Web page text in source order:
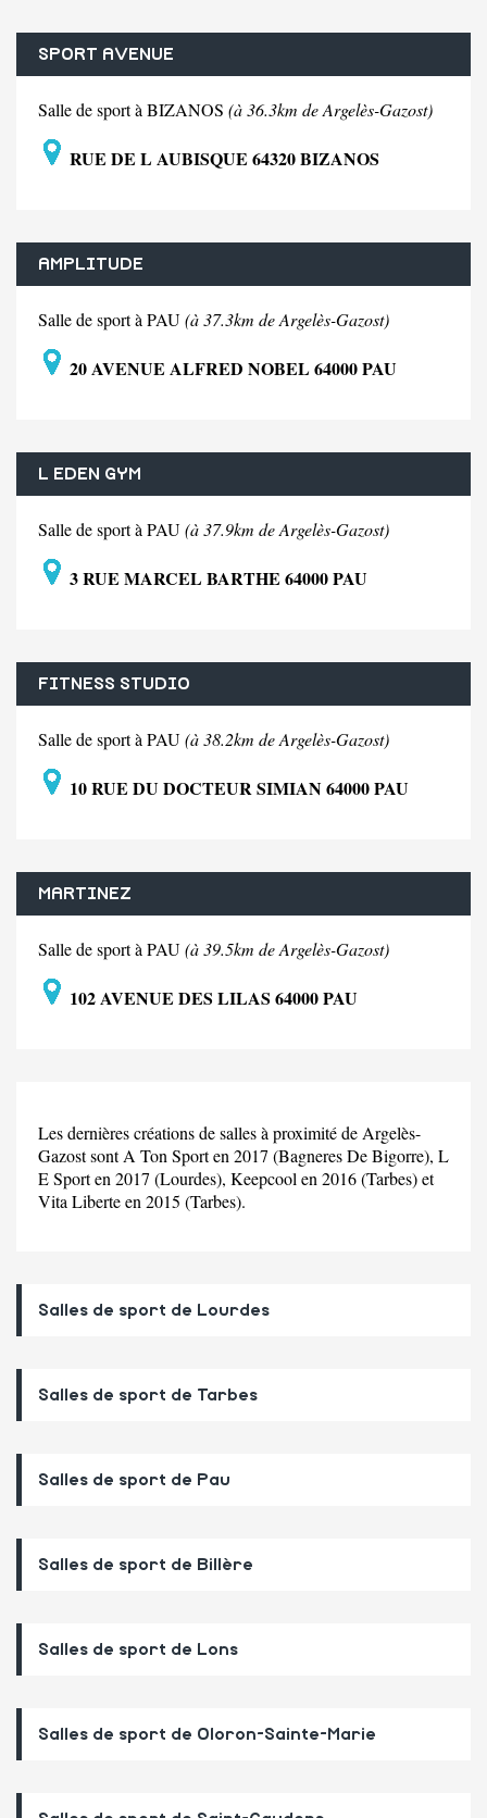
SPORT AVENUE
Salle de sport à BIZANOS (à 36.3km de Argelès-Gazost)
RUE DE L AUBISQUE 64320 BIZANOS
AMPLITUDE
Salle de sport à PAU(à 37.3km de Argelès-Gazost)
20 AVENUE ALFRED NOBEL 64000 PAU
L EDEN GYM
Salle de sport à PAU(à 37.9km de Argelès-Gazost)
3 RUE MARCEL BARTHE 64000 PAU
FITNESS STUDIO
Salle de sport à PAU(à 38.2km de Argelès-Gazost)
10 RUE DU DOCTEUR SIMIAN 64000 PAU
MARTINEZ
Salle de sport à PAU(à 39.5km de Argelès-Gazost)
102 AVENUE DES LILAS 64000 PAU
Les dernières créations de salles à proximité de Argelès-
Gazost sont A Ton Sport en 2017 (Bagneres De Bigorre), L
E Sport en 2017 (Lourdes), Keepcool en 2016 (Tarbes) et
Vita Liberte en 2015 (Tarbes).
Salles de sport de Lourdes
Salles de sport de Tarbes
Salles de sport de Pau
Salles de sport de Billère
Salles de sport de Lons
Salles de sport de Oloron-Sainte-Marie